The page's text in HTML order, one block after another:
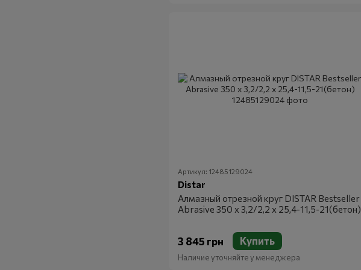
Артикул: 12485129024
Distar
Алмазный отрезной круг DISTAR Bestseller
Abrasive 350 x 3,2/2,2 x 25,4-11,5-21(бетон)
3 845 грн Купить
Наличие уточняйте у менеджера